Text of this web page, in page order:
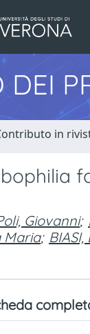
DEI
in
Giovanni;
Maria;